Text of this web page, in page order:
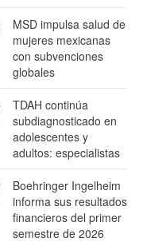
MSD impulsa salud de
mujeres mexicanas
con subvenciones
globales
TDAH continúa
subdiagnosticado en
adolescentes y
adultos: especialistas
Boehringer Ingelheim
informa sus resultados
financieros del primer
semestre de 2026